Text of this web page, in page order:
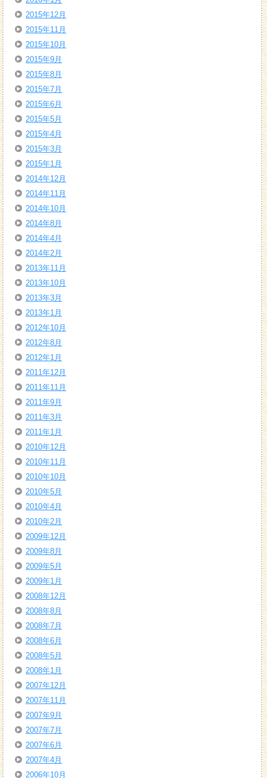
2015年12月
2015年11月
2015年10月
2015年9月
2015年8月
2015年7月
2015年6月
2015年5月
2015年4月
2015年3月
2015年1月
2014年12月
2014年11月
2014年10月
2014年8月
2014年4月
2014年2月
2013年11月
2013年10月
2013年3月
2013年1月
2012年10月
2012年8月
2012年1月
2011年12月
2011年11月
2011年9月
2011年3月
2011年1月
2010年12月
2010年11月
2010年10月
2010年5月
2010年4月
2010年2月
2009年12月
2009年8月
2009年5月
2009年1月
2008年12月
2008年8月
2008年7月
2008年6月
2008年5月
2008年1月
2007年12月
2007年11月
2007年9月
2007年7月
2007年6月
2007年4月
2006年10月